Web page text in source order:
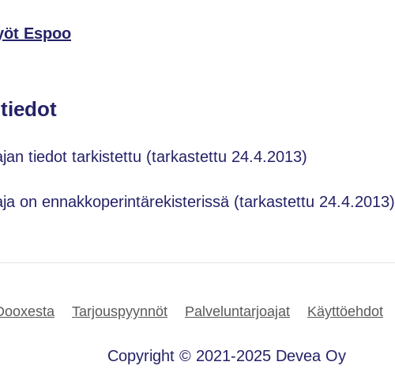
Espoo
tiedot tarkistettu (tarkastettu 24.4.2013)
on ennakkoperintärekisterissä (tarkastettu 24.4.2013)
Tarjouspyynnöt Palveluntarjoajat Käyttöehdot
Copyright © 2021-2025 Devea Oy